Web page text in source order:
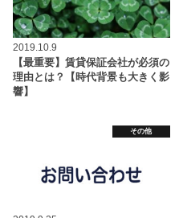
2019.10.9
【最重要】賃貸保証会社が必須の
理由とは？【時代背景も大きく影
響】
その他